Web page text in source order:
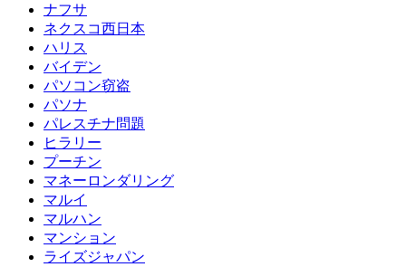
ナフサ
ネクスコ西日本
ハリス
バイデン
パソコン窃盗
パソナ
パレスチナ問題
ヒラリー
プーチン
マネーロンダリング
マルイ
マルハン
マンション
ライズジャパン